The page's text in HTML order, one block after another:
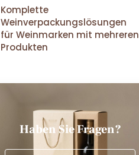
Komplette
Weinverpackungslösungen
für Weinmarken mit mehreren
Produkten
Haben Sie Fragen?